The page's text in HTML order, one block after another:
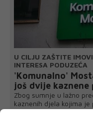
U CILJU ZAŠTITE
INTERESA PODUZEĆA
'Komunalno'
još dvije kaznene
Zbog sumnje u lažno
kaznenih djela kojima je